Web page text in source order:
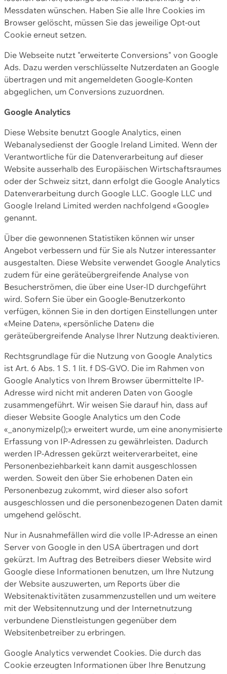
Messdaten wünschen. Haben Sie alle Ihre Cookies im
Browser gelöscht, müssen Sie das jeweilige Opt-out
Cookie erneut setzen.
Die Webseite nutzt "erweiterte Conversions" von Google
Ads. Dazu werden verschlüsselte Nutzerdaten an Google
übertragen und mit angemeldeten Google-Konten
abgeglichen, um Conversions zuzuordnen.
Google Analytics
Diese Website benutzt Google Analytics, einen
Webanalysedienst der Google Ireland Limited. Wenn der
Verantwortliche für die Datenverarbeitung auf dieser
Website ausserhalb des Europäischen Wirtschaftsraumes
oder der Schweiz sitzt, dann erfolgt die Google Analytics
Datenverarbeitung durch Google LLC. Google LLC und
Google Ireland Limited werden nachfolgend «Google»
genannt.
Über die gewonnenen Statistiken können wir unser
Angebot verbessern und für Sie als Nutzer interessanter
ausgestalten. Diese Website verwendet Google Analytics
zudem für eine geräteübergreifende Analyse von
Besucherströmen, die über eine User-ID durchgeführt
wird. Sofern Sie über ein Google-Benutzerkonto
verfügen, können Sie in den dortigen Einstellungen unter
«Meine Daten», «persönliche Daten» die
geräteübergreifende Analyse Ihrer Nutzung deaktivieren.
Rechtsgrundlage für die Nutzung von Google Analytics
ist Art. 6 Abs. 1 S. 1 lit. f DS-GVO. Die im Rahmen von
Google Analytics von Ihrem Browser übermittelte IP-
Adresse wird nicht mit anderen Daten von Google
zusammengeführt. Wir weisen Sie darauf hin, dass auf
dieser Website Google Analytics um den Code
«_anonymizeIp();» erweitert wurde, um eine anonymisierte
Erfassung von IP-Adressen zu gewährleisten. Dadurch
werden IP-Adressen gekürzt weiterverarbeitet, eine
Personenbeziehbarkeit kann damit ausgeschlossen
werden. Soweit den über Sie erhobenen Daten ein
Personenbezug zukommt, wird dieser also sofort
ausgeschlossen und die personenbezogenen Daten damit
umgehend gelöscht.
Nur in Ausnahmefällen wird die volle IP-Adresse an einen
Server von Google in den USA übertragen und dort
gekürzt. Im Auftrag des Betreibers dieser Website wird
Google diese Informationen benutzen, um Ihre Nutzung
der Website auszuwerten, um Reports über die
Websitenaktivitäten zusammenzustellen und um weitere
mit der Websitennutzung und der Internetnutzung
verbundene Dienstleistungen gegenüber dem
Websitenbetreiber zu erbringen.
Google Analytics verwendet Cookies. Die durch das
Cookie erzeugten Informationen über Ihre Benutzung